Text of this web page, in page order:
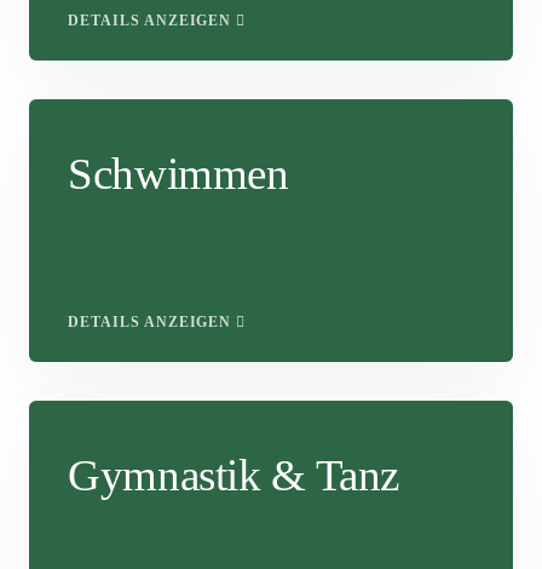
DETAILS ANZEIGEN
Schwimmen
DETAILS ANZEIGEN
Gymnastik & Tanz